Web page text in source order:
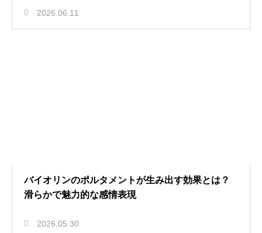
2026.06.11
バイオリンのポルタメントが生み出す効果とは？
滑らかで魅力的な感情表現
2026.05.30